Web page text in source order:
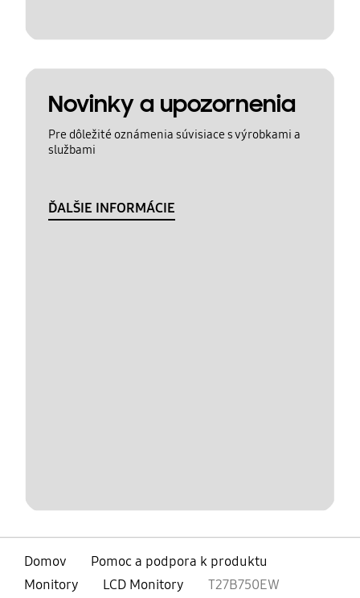
Novinky a upozornenia
Pre dôležité oznámenia súvisiace s výrobkami a
službami
ĎALŠIE INFORMÁCIE
Domov
Pomoc a podpora k produktu
Monitory
LCD Monitory T27B750EW